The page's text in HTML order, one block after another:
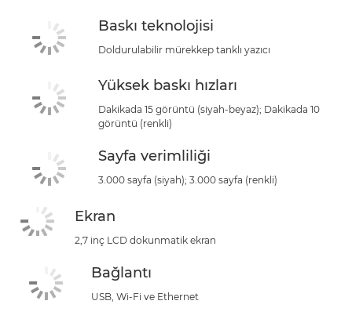
Baskı teknolojisi
Doldurulabilir mürekkep tanklı yazıcı
Yüksek baskı hızları
Dakikada 15 görüntü (siyah-beyaz); Dakikada 10
görüntü (renkli)
Sayfa verimliliği
3.000 sayfa (siyah); 3.000 sayfa (renkli)
Ekran
2,7 inç LCD dokunmatik ekran
Bağlantı
USB, Wi-Fi ve Ethernet